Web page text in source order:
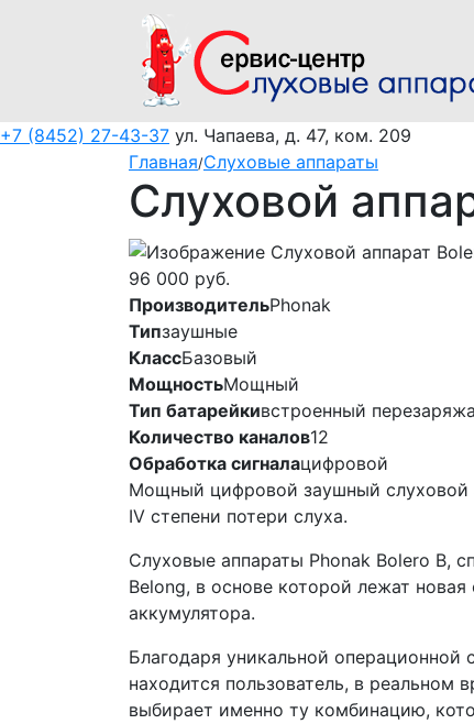
+7 (8452) 27-43-37 ул. Чапаева, д. 47, ком. 209
Главная/Слуховые аппараты
Слуховой
96 000 руб.
ПроизводительPhonak
Типзаушные
КлассБазовый
МощностьМощный
Тип батарейкивстроенный
Количество каналов12
Обработка сигналацифровой
Мощный цифровой заушный слуховой
IV степени потери слуха.
Слуховые аппараты Phonak Bolero B,
Belong, в основе которой лежат
аккумулятора.
Благодаря уникальной операционной
находится пользователь, в
выбирает именно ту комбинацию,